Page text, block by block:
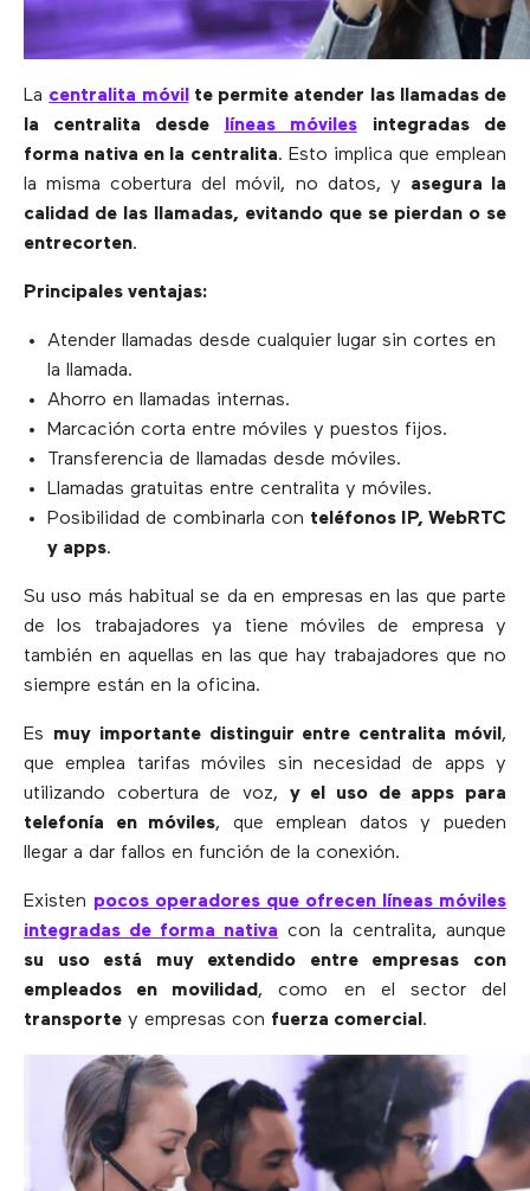
La centralita móvilte permite atender las llamadas de
la centralita desde líneas móviles
integradas de
forma nativa en la centralita. Esto implica que emplean
la misma cobertura del móvil, no datos, y asegura la
calidad de las llamadas, evitando que se pierdan o se
entrecorten.
Principales ventajas:
Atender llamadas desde cualquier lugar sin cortes en
la llamada.
Ahorro en llamadas internas.
Marcación corta entre móviles y puestos fijos.
Transferencia de llamadas desde móviles.
Llamadas gratuitas entre centralita y móviles.
Posibilidad de combinarla con teléfonos IP, WebRTC
y apps.
Su uso más habitual se da en empresas en las que parte
de los trabajadores ya tiene móviles de empresa y
también en aquellas en las que hay trabajadores que no
siempre están en la oficina.
Es muy importante distinguir entre centralita móvil,
que emplea tarifas móviles sin necesidad de apps y
utilizando cobertura de voz, y el uso de apps para
telefonía en móviles, que emplean datos y pueden
llegar a dar fallos en función de la conexión.
Existen pocos operadores que ofrecen líneas móviles
integradas de forma nativa con la centralita, aunque
su uso está muy extendido entre empresas con
empleados en movilidad, como en el sector del
transporte y empresas con fuerza comercial.